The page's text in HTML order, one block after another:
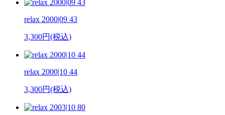
relax 2000|09 43
3,300円(税込)
relax 2000|10 44
3,300円(税込)